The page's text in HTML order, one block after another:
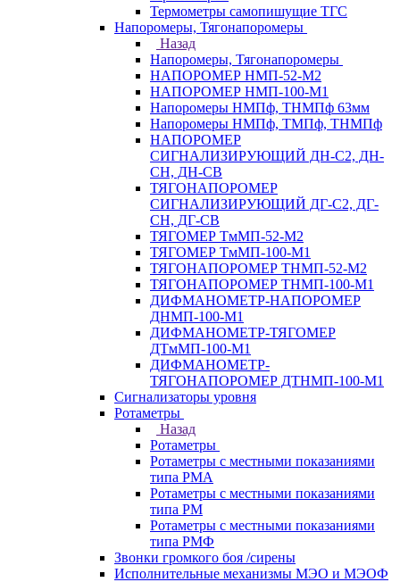
Термометры самопишущие ТГС
Напоромеры, Тягонапоромеры
Назад
Напоромеры, Тягонапоромеры
НАПОРОМЕР НМП-52-М2
НАПОРОМЕР НМП-100-М1
Напоромеры НМПф, ТНМПф 63мм
Напоромеры НМПф, ТМПф, ТНМПф
НАПОРОМЕР
СИГНАЛИЗИРУЮЩИЙ ДН-С2, ДН-
СН, ДН-СВ
ТЯГОНАПОРОМЕР
СИГНАЛИЗИРУЮЩИЙ ДГ-С2, ДГ-
СН, ДГ-СВ
ТЯГОМЕР ТмМП-52-М2
ТЯГОМЕР ТмМП-100-М1
ТЯГОНАПОРОМЕР ТНМП-52-М2
ТЯГОНАПОРОМЕР ТНМП-100-М1
ДИФМАНОМЕТР-НАПОРОМЕР
ДНМП-100-М1
ДИФМАНОМЕТР-ТЯГОМЕР
ДТмМП-100-М1
ДИФМАНОМЕТР-
ТЯГОНАПОРОМЕР ДТНМП-100-М1
Сигнализаторы уровня
Ротаметры
Назад
Ротаметры
Ротаметры с местными показаниями
типа РМА
Ротаметры с местными показаниями
типа РМ
Ротаметры с местными показаниями
типа РМФ
Звонки громкого боя /сирены
Исполнительные механизмы МЭО и МЭОФ